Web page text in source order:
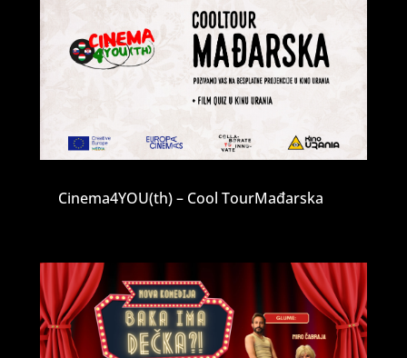
Cinema4YOU(th) – Cool TourMađarska